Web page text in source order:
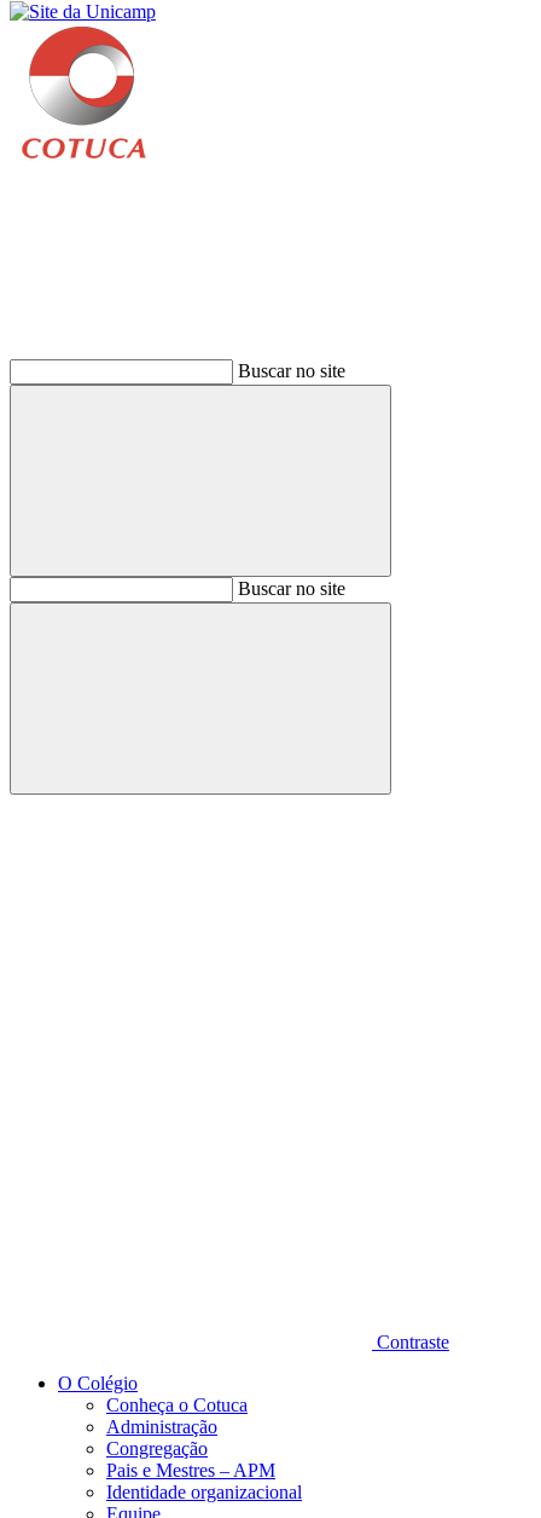
Buscar no site
BuscarBuscar no site
Buscar
Contraste
O Colégio
Conheça o Cotuca
Administração
Congregação
Pais e Mestres – APM
Identidade organizacional
Equipe